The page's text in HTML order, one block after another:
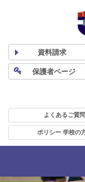
資料請求
保護者ページ
よくあるご質問
ポリシー 学校の